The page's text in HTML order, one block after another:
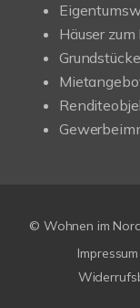
Häuser zum
Grundstücke
© Wohnen im
Impressum